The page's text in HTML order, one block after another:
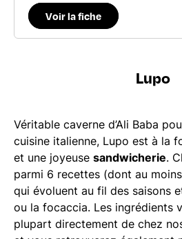
Voir la fiche
Lupo
Véritable caverne d’Ali Baba
cuisine italienne, Lupo est à la
et une joyeuse sandwicherie.
parmi 6 recettes (dont au
qui évoluent au fil des saisons
ou la focaccia. Les ingrédients
plupart directement de chez